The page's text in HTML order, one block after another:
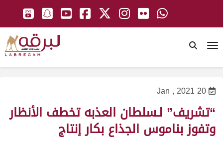
20 Jan , 2021
“تشريف” لـسلطان العذبه تخطف الأنظار
وتفوز بناموس الجذاع بكار إنتاج